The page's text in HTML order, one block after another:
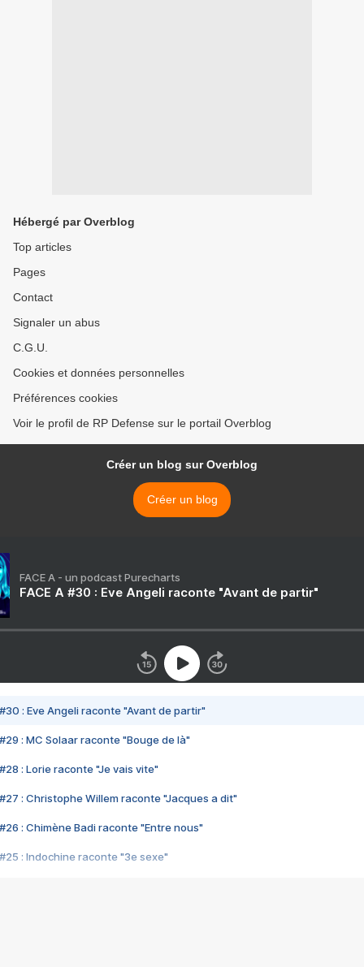
Hébergé par Overblog
Top articles
Pages
Contact
Signaler un abus
C.G.U.
Cookies et données personnelles
Préférences cookies
Voir le profil de RP Defense sur le portail Overblog
Créer un blog sur Overblog
Créer un blog
FACE A - un podcast Purecharts
FACE A #30 : Eve Angeli raconte "Avant de partir"
#30 : Eve Angeli raconte "Avant de partir"
#29 : MC Solaar raconte "Bouge de là"
#28 : Lorie raconte "Je vais vite"
#27 : Christophe Willem raconte "Jacques a dit"
#26 : Chimène Badi raconte "Entre nous"
#25 : Indochine raconte "3e sexe"